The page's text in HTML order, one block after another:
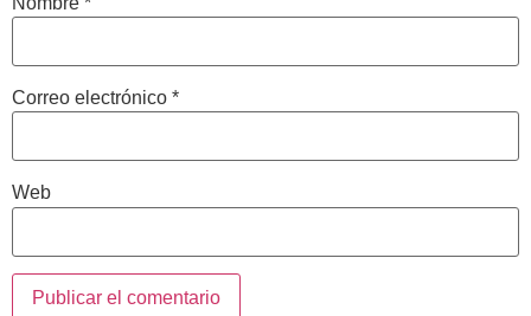
Correo electrónico *
Web